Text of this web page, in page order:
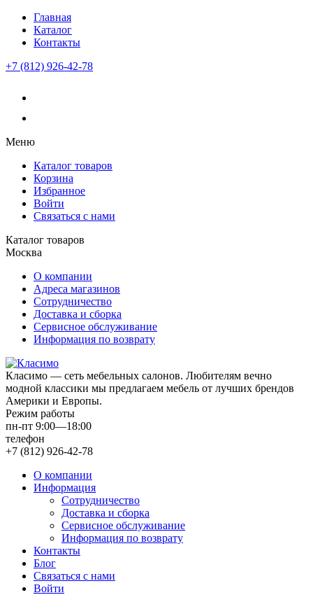
Главная
Каталог
Контакты
+7 (812) 926-42-78
Меню
Каталог товаров
Корзина
Избранное
Войти
Связаться с нами
Каталог товаров
Москва
О компании
Адреса магазинов
Сотрудничество
Доставка и сборка
Сервисное обслуживание
Информация по возврату
Класимо — cеть мебельных салонов. Любителям вечно
модной классики мы предлагаем мебель от лучших брендов
Америки и Европы.
Режим работы
пн-пт 9:00—18:00
телефон
+7 (812) 926-42-78
О компании
Информация
Сотрудничество
Доставка и сборка
Сервисное обслуживание
Информация по возврату
Контакты
Блог
Связаться с нами
Войти